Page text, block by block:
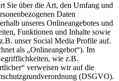
Sie über die Art, den Umfang und
Daten
unseres Onlineangebotes und
Funktionen und Inhalte sowie
unser Social Media Profile auf.
als „Onlineangebot“). Im
wie z.B.
verweisen wir auf die
(DSGVO).